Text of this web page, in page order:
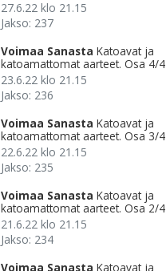
27.6.22 klo 21.15
Jakso: 237
Voimaa Sanasta Katoavat ja
katoamattomat aarteet. Osa 4/4
23.6.22 klo 21.15
Jakso: 236
Voimaa Sanasta Katoavat ja
katoamattomat aarteet. Osa 3/4
22.6.22 klo 21.15
Jakso: 235
Voimaa Sanasta Katoavat ja
katoamattomat aarteet. Osa 2/4
21.6.22 klo 21.15
Jakso: 234
Voimaa Sanasta Katoavat ja